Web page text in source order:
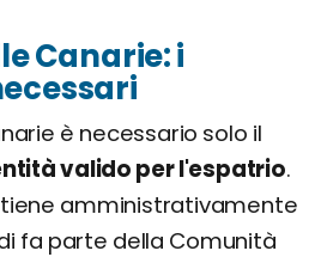
Canarie: i
è necessario solo il
valido per l'espatrio.
amministrativamente
fa parte della Comunità